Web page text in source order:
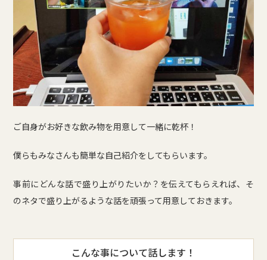
ご自身がお好きな飲み物を用意して一緒に乾杯！
僕らもみなさんも簡単な自己紹介をしてもらいます。
事前にどんな話で盛り上がりたいか？を伝えてもらえれば、そ
のネタで盛り上がるような話を頑張って用意しておきます。
こんな事について話します！